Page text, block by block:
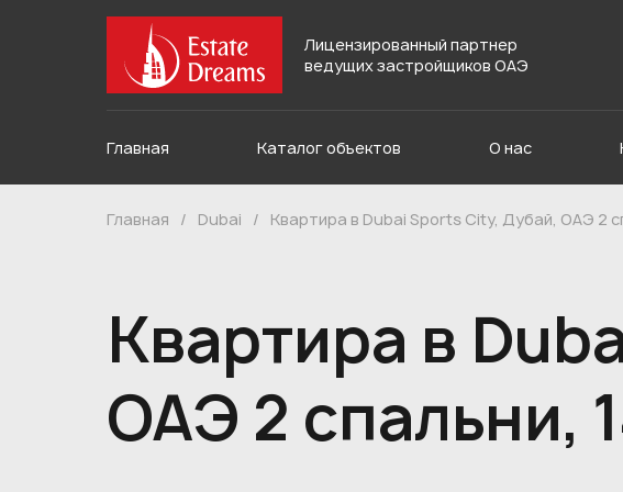
Лицензированный партнер
ведущих застройщиков ОАЭ
Главная Каталог объектов О нас
Главная / Dubai / Квартира в Dubai Sports City, Дубай, ОАЭ 2
Квартира в
ОАЭ 2 спальни,